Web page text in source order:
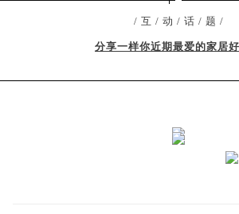
/ 互 / 动 / 话 / 题 /
分享一样你近期最爱的家居